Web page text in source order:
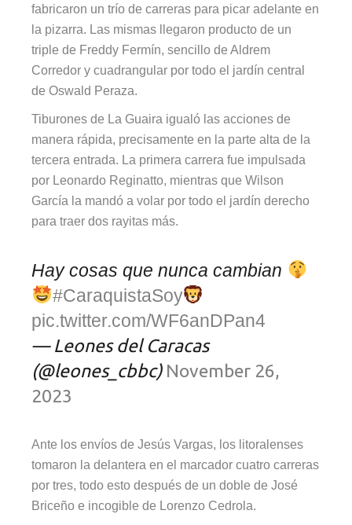
fabricaron un trío de carreras para picar adelante en
la pizarra. Las mismas llegaron producto de un
triple de Freddy Fermín, sencillo de Aldrem
Corredor y cuadrangular por todo el jardín central
de Oswald Peraza.
Tiburones de La Guaira igualó las acciones de
manera rápida, precisamente en la parte alta de la
tercera entrada. La primera carrera fue impulsada
por Leonardo Reginatto, mientras que Wilson
García la mandó a volar por todo el jardín derecho
para traer dos rayitas más.
Hay cosas que nunca cambian
#CaraquistaSoy
pic.twitter.com/WF6anDPan4
— Leones del Caracas
(@leones_cbbc) November 26,
2023
Ante los envíos de Jesús Vargas, los litoralenses
tomaron la delantera en el marcador cuatro carreras
por tres, todo esto después de un doble de José
Briceño e incogible de Lorenzo Cedrola.